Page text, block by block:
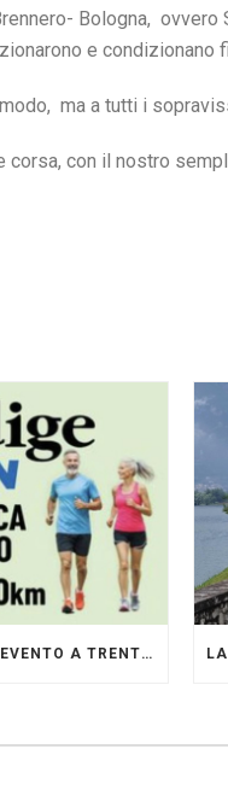
Bologna,
e condizionano
ma a tutti i
corsa, con il nostro
L’ADIGE RUN – EVENTO A TRENTO GESTITO DAI PACERS GLI ORIGINALI